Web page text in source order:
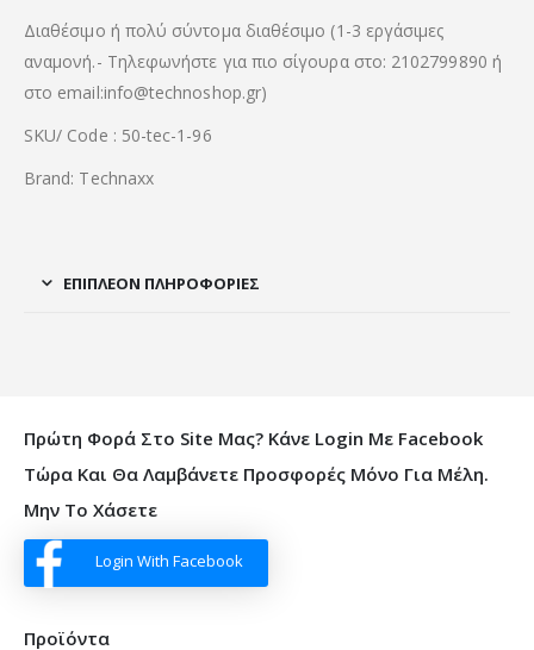
Διαθέσιμο ή πολύ σύντομα διαθέσιμο (1-3 εργάσιμες
αναμονή.- Τηλεφωνήστε για πιο σίγουρα στο: 2102799890 ή
στο email:info@technoshop.gr)
SKU/ Code : 50-tec-1-96
Brand: Technaxx
ΕΠΙΠΛΈΟΝ ΠΛΗΡΟΦΟΡΊΕΣ
Πρώτη Φορά Στο Site Μας? Κάνε Login Με Facebook
Τώρα Και Θα Λαμβάνετε Προσφορές Μόνο Για Μέλη.
Μην Το Χάσετε
Login With Facebook
Προϊόντα